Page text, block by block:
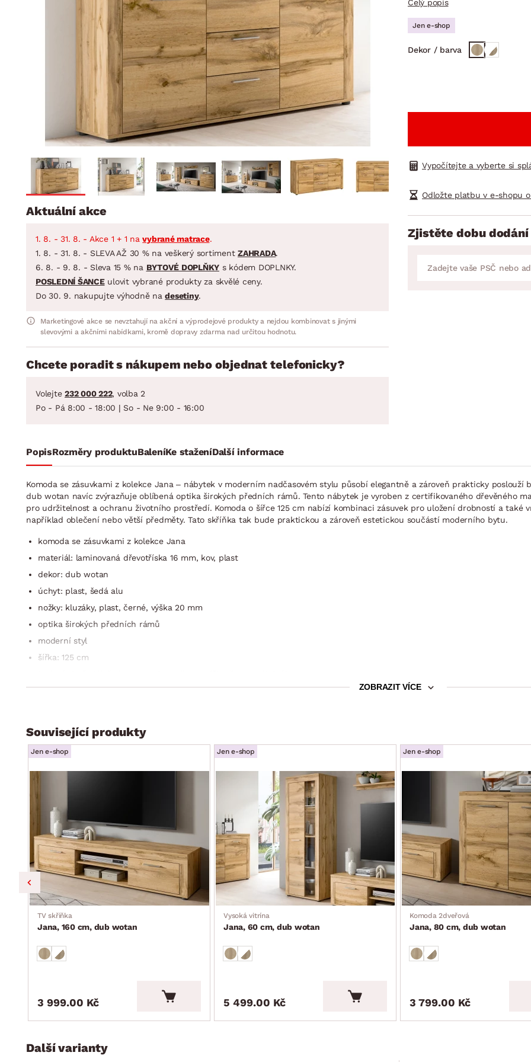
Dětský pokoj
Předsíň, šatna a chodba
Kuchyně
Koupelna
Zahrada
Domácnost
Závěsy a žaluzie
STOLOVÁNÍ A VAŘENÍ
Jídelní servis
Příbory
Hrnce
Pánve
Zobrazit vše
DOMÁCÍ SPOTŘEBIČE
VELIKONOCE
Koupelnové sestavy
Jídelní sestavy
Zahradní sestavy
Celý popis
Jen e-shop
Dekor / barva
Vypočítejte a vyberte si
Odložte platbu v e-shopu
Zjistěte dobu
Aktuální akce
1. 8. - 31. 8. - Akce 1 + 1 navybrané matrace.
1. 8. - 31. 8. - SLEVA AŽ 30 % na veškerý sortiment ZAHRADA.
6. 8. - 9. 8. - Sleva 15 % na BYTOVÉ DOPLŇKY s kódem DOPLNKY.
POSLEDNÍ ŠANCEulovit vybrané produkty za skvělé ceny.
Do 30. 9. nakupujte výhodně nadesetiny.
Marketingové akce se nevztahují na akční a výprodejové produkty a nejdou kombinovat s jinými
slevovými a akčními nabídkami, kromě dopravy zdarma nad určitou hodnotu.
Chcete poradit s nákupem nebo objednat telefonicky?
Volejte 232 000 222, volba 2
Po - Pá 8:00 - 18:00 | So - Ne 9:00 - 16:00
PopisRozměry produktuBaleníKe staženíDalší informace
Komoda se zásuvkami z kolekce Jana – nábytek v moderním nadčasovém stylu působí elegantně a zároveň prakticky
dub wotan navíc zvýrazňuje oblíbená optika širokých předních rámů. Tento nábytek je vyroben z certifikovaného dřevěného
pro udržitelnost a ochranu životního prostředí. Komoda o šířce 125 cm nabízí kombinaci zásuvek pro uložení drobností a také
například oblečení nebo větší předměty. Tato skříňka tak bude praktickou a zároveň estetickou součástí moderního bytu.
komoda se zásuvkami z kolekce Jana
materiál: laminovaná dřevotříska 16 mm, kov, plast
dekor: dub wotan
úchyt: plast, šedá alu
nožky: kluzáky, plast, černé, výška 20 mm
optika širokých předních rámů
moderní styl
šířka: 125 cm
3 x zásuvka (kovové boční pojezdy)
doporučená nosnost polic do 5 kg
zadní ukotvení ke stěně
certifikát výrobku FSC (dřevěný materiál pocházející z ekologicky obhospodařených certifikovaných le­sů)
kvalita/péče: kvalitní materiály a solidní zpracování zajišťují dlouhou životnost a stabilitu, povrchy se snadno udržují a čistí,
dodáváno v demontu
ZOBRAZIT VÍCE
Související produkty
Jen e-shop
TV skříňka
Jana, 160 cm, dub wotan
3 999.00 Kč
Jen e-shop
Vysoká vitrína
Jana, 60 cm, dub wotan
5 499.00 Kč
Jen e-shop
Komoda 2dveřová
Jana, 80 cm, dub wotan
3 799.00 Kč
Další varianty